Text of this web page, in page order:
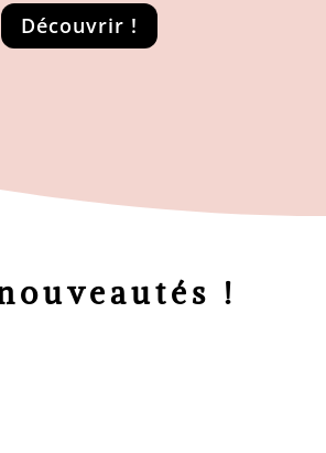
Découvrir !
!